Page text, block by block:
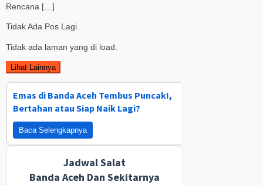
Rencana […]
Tidak Ada Pos Lagi.
Tidak ada laman yang di load.
Lihat Lainnya
Emas di Banda Aceh Tembus Puncak!,
Bertahan atau Siap Naik Lagi?
Baca Selengkapnya
Jadwal Salat
Banda Aceh Dan Sekitarnya